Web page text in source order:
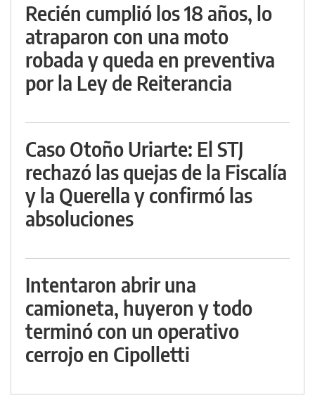
Recién cumplió los 18 años, lo
atraparon con una moto
robada y queda en preventiva
por la Ley de Reiterancia
Caso Otoño Uriarte: El STJ
rechazó las quejas de la Fiscalía
y la Querella y confirmó las
absoluciones
Intentaron abrir una
camioneta, huyeron y todo
terminó con un operativo
cerrojo en Cipolletti